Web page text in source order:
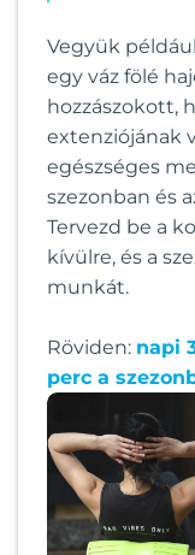
Vegyük
egy váz fölé
hozzászokott,
extenziójának
egészséges
szezonban és
Tervezd be a
kívülre, és a
munkát.
Röviden: napi
perc a